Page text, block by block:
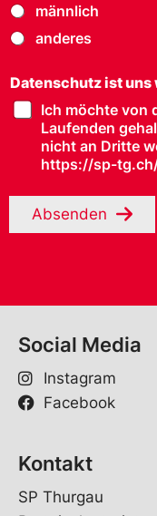
männlich
anderes
Datenschutz ist
Ich möchte von
Laufenden
nicht an Dritte
https://sp-
Absenden
Social Media
Instagram
Facebook
Kontakt
SP Thurgau